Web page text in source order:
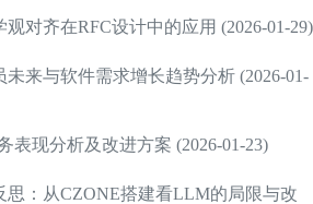
对齐在RFC设计中的应用 (2026-01-29)
来与软件需求增长趋势分析 (2026-01-
表现分析及改进方案 (2026-01-23)
思：从CZONE搭建看LLM的局限与改